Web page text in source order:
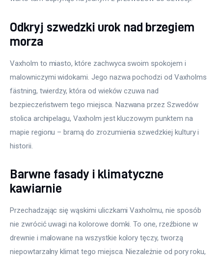
Odkryj szwedzki urok nad brzegiem
morza
Vaxholm to miasto, które zachwyca swoim spokojem i
malowniczymi widokami. Jego nazwa pochodzi od Vaxholms
fästning, twierdzy, która od wieków czuwa nad
bezpieczeństwem tego miejsca. Nazwana przez Szwedów
stolica archipelagu, Vaxholm jest kluczowym punktem na
mapie regionu – bramą do zrozumienia szwedzkiej kultury i
historii.
Barwne fasady i klimatyczne
kawiarnie
Przechadzając się wąskimi uliczkami Vaxholmu, nie sposób
nie zwrócić uwagi na kolorowe domki. To one, rzeźbione w
drewnie i malowane na wszystkie kolory tęczy, tworzą
niepowtarzalny klimat tego miejsca. Niezależnie od pory roku,